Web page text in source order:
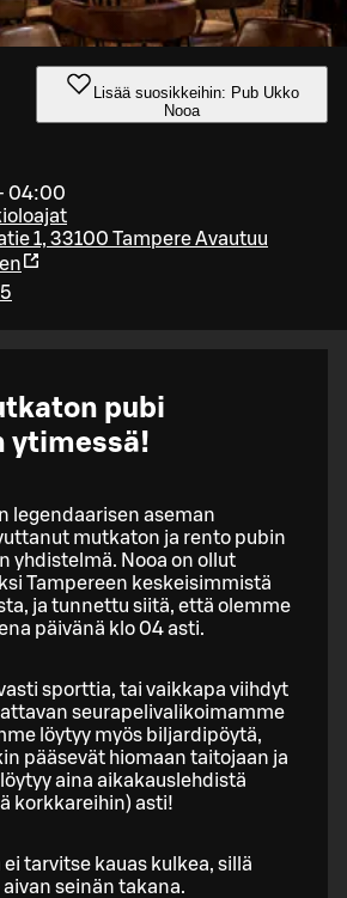
Lisää suosikkeihin: Pub Ukko
Nooa
04:00
1, 33100 TampereAvautuu
pubi
ytimessä!
legendaarisen aseman
mutkaton ja rento pubin
yhdistelmä. Nooa on ollut
Tampereen keskeisimmistä
ja tunnettu siitä, että olemme
päivänä klo 04 asti.
sporttia, tai vaikkapa viihdyt
seurapelivalikoimamme
löytyy myös biljardipöytä,
pääsevät hiomaan taitojaan ja
aina aikakauslehdistä
korkkareihin) asti!
tarvitse kauas kulkea, sillä
seinän takana.